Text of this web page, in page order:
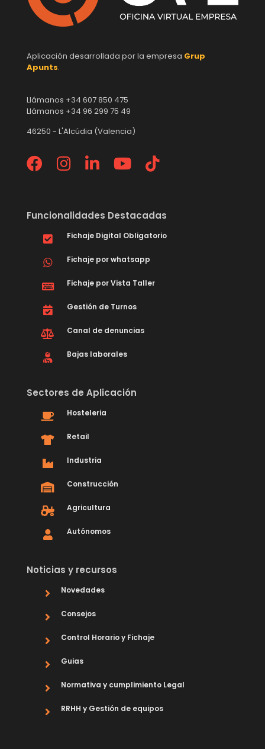
Aplicación desarrollada por la empresa Grup
Apunts.
Llámanos +34 607 850 475
Llámanos +34 96 299 75 49
46250 - L'Alcúdia (Valencia)
Funcionalidades Destacadas
Fichaje Digital Obligatorio
Fichaje por whatsapp
Fichaje por Vista Taller
Gestión de Turnos
Canal de denuncias
Bajas laborales
Sectores de Aplicación
Hosteleria
Retail
Industria
Construcción
Agricultura
Autónomos
Noticias y recursos
Novedades
Consejos
Control Horario y Fichaje
Guias
Normativa y cumplimiento Legal
RRHH y Gestión de equipos